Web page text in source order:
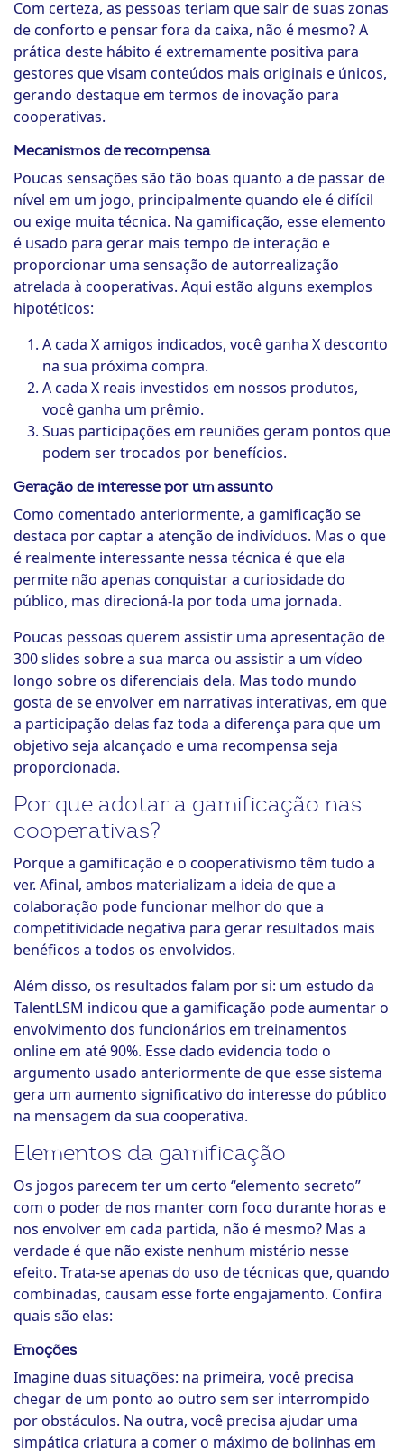
Com certeza, as pessoas teriam que sair de suas zonas
de conforto e pensar fora da caixa, não é mesmo? A
prática deste hábito é extremamente positiva para
gestores que visam conteúdos mais originais e únicos,
gerando destaque em termos de inovação para
cooperativas.
Mecanismos de recompensa
Poucas sensações são tão boas quanto a de passar de
nível em um jogo, principalmente quando ele é difícil
ou exige muita técnica. Na gamificação, esse elemento
é usado para gerar mais tempo de interação e
proporcionar uma sensação de autorrealização
atrelada à cooperativas. Aqui estão alguns exemplos
hipotéticos:
A cada X amigos indicados, você ganha X desconto
na sua próxima compra.
A cada X reais investidos em nossos produtos,
você ganha um prêmio.
Suas participações em reuniões geram pontos que
podem ser trocados por benefícios.
Geração de interesse por um assunto
Como comentado anteriormente, a gamificação se
destaca por captar a atenção de indivíduos. Mas o que
é realmente interessante nessa técnica é que ela
permite não apenas conquistar a curiosidade do
público, mas direcioná-la por toda uma jornada.
Poucas pessoas querem assistir uma apresentação de
300 slides sobre a sua marca ou assistir a um vídeo
longo sobre os diferenciais dela. Mas todo mundo
gosta de se envolver em narrativas interativas, em que
a participação delas faz toda a diferença para que um
objetivo seja alcançado e uma recompensa seja
proporcionada.
Por que adotar a gamificação nas
cooperativas?
Porque a gamificação e o cooperativismo têm tudo a
ver. Afinal, ambos materializam a ideia de que a
colaboração pode funcionar melhor do que a
competitividade negativa para gerar resultados mais
benéficos a todos os envolvidos.
Além disso, os resultados falam por si: um estudo da
TalentLSM indicou que a gamificação pode aumentar o
envolvimento dos funcionários em treinamentos
online em até 90%. Esse dado evidencia todo o
argumento usado anteriormente de que esse sistema
gera um aumento significativo do interesse do público
na mensagem da sua cooperativa.
Elementos da gamificação
Os jogos parecem ter um certo “elemento secreto”
com o poder de nos manter com foco durante horas e
nos envolver em cada partida, não é mesmo? Mas a
verdade é que não existe nenhum mistério nesse
efeito. Trata-se apenas do uso de técnicas que, quando
combinadas, causam esse forte engajamento. Confira
quais são elas:
Emoções
Imagine duas situações: na primeira, você precisa
chegar de um ponto ao outro sem ser interrompido
por obstáculos. Na outra, você precisa ajudar uma
simpática criatura a comer o máximo de bolinhas em